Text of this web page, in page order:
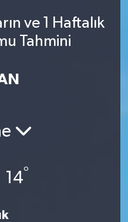
ve 1 Haftalık
Tahmini
14°